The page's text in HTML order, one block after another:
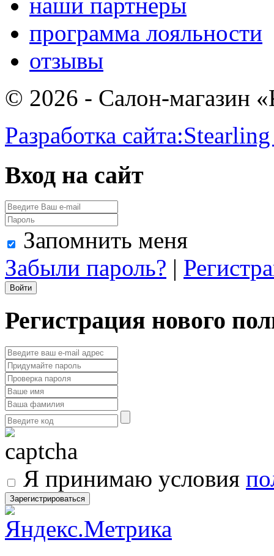
программа лояльности
отзывы
© 2026 - Салон-магазин
Разработка сайта:
Вход на сайт
Запомнить меня
Забыли пароль? |
Регистрация нового
Я принимаю условия